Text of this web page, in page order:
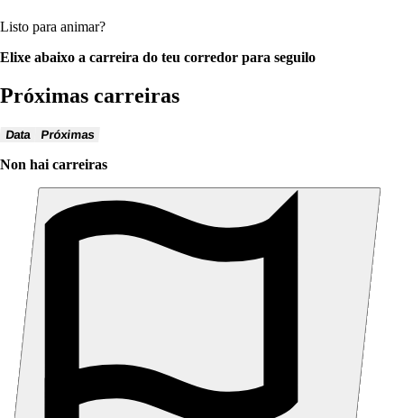
Listo para animar?
Elixe abaixo a carreira do teu corredor para seguilo
Próximas carreiras
Data Próximas
Non hai carreiras